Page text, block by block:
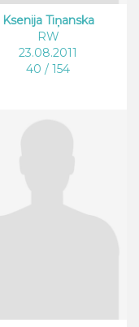
Ksenija Tiņanska
RW
23.08.2011
40 / 154